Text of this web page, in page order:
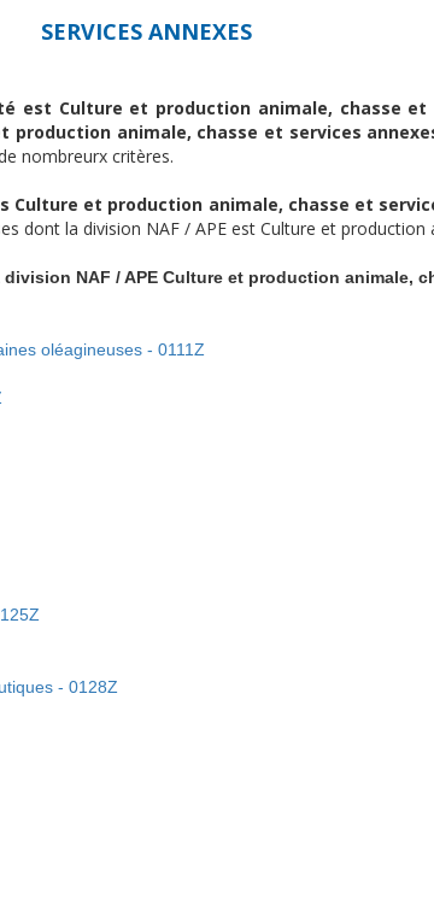
SERVICES ANNEXES
est Culture et production animale, chasse et
animale, chasse et services
nombreurx critères.
et production animale, chasse et
dont la division NAF / APE est Culture et production
NAF / APE Culture et production animale,
oléagineuses - 0111Z
- 0128Z